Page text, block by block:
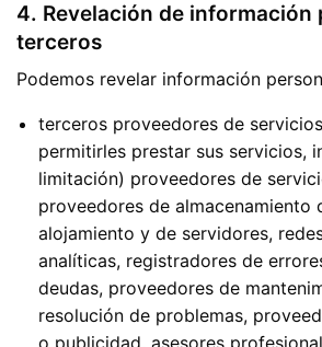
4. Revelación de información
terceros
Podemos revelar información
terceros proveedores de
permitirles prestar sus servicios,
limitación) proveedores de
proveedores de almacenamiento
alojamiento y de servidores,
analíticas, registradores de
deudas, proveedores de
resolución de problemas,
o publicidad, asesores